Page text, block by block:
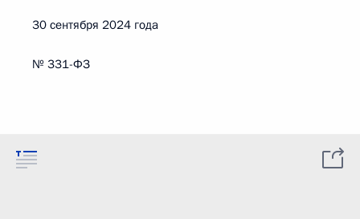
30 сентября 2024 года
№ 331-ФЗ